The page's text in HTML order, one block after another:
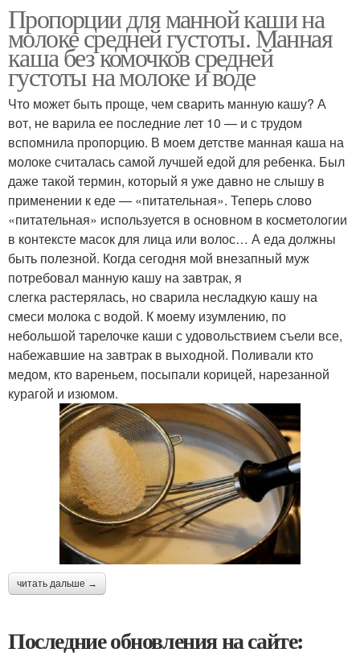
Пропорции для манной каши на
молоке средней густоты. Манная
каша без комочков средней
густоты на молоке и воде
Что может быть проще, чем сварить манную кашу? А
вот, не варила ее последние лет 10 — и с трудом
вспомнила пропорцию. В моем детстве манная каша на
молоке считалась самой лучшей едой для ребенка. Был
даже такой термин, который я уже давно не слышу в
применении к еде — «питательная». Теперь слово
«питательная» используется в основном в косметологии
в контексте масок для лица или волос… А еда должны
быть полезной. Когда сегодня мой внезапный муж
потребовал манную кашу на завтрак, я
слегка растерялась, но сварила несладкую кашу на
смеси молока с водой. К моему изумлению, по
небольшой тарелочке каши с удовольствием съели все,
набежавшие на завтрак в выходной. Поливали кто
медом, кто вареньем, посыпали корицей, нарезанной
курагой и изюмом.
читать дальше →
Последние обновления на сайте: